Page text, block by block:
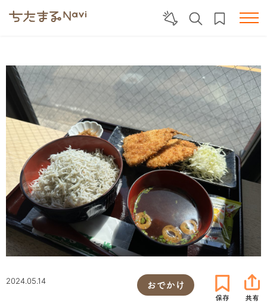
2024.05.14 おでかけ